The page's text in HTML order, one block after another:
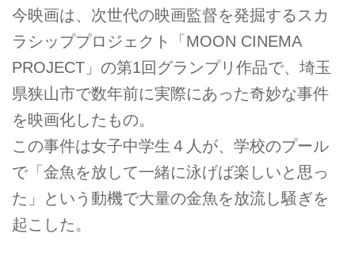
今映画は、次世代の映画監督を発掘するスカ
ラシッププロジェクト「MOON CINEMA
PROJECT」の第1回グランプリ作品で、埼玉
県狭山市で数年前に実際にあった奇妙な事件
を映画化したもの。
この事件は女子中学生４人が、学校のプール
で「金魚を放して一緒に泳げば楽しいと思っ
た」という動機で大量の金魚を放流し騒ぎを
起こした。